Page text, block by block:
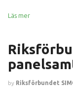
Läs mer
by Riksförbundet